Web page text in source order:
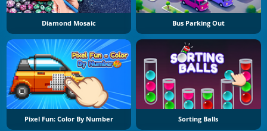
Diamond Mosaic Bus Parking Out
Pixel Fun: Color By Number Sorting Balls